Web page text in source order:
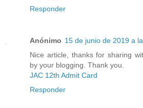
Responder
Anónimo 15 de junio de 2019 a
Nice article, thanks for sharing
by your blogging. Thank you.
JAC 12th Admit Card
Responder